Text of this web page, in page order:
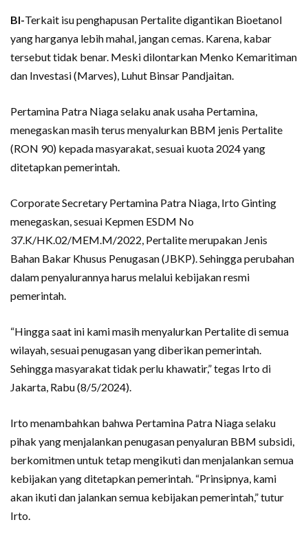
BI-Terkait isu penghapusan Pertalite digantikan Bioetanol
yang harganya lebih mahal, jangan cemas. Karena, kabar
tersebut tidak benar. Meski dilontarkan Menko Kemaritiman
dan Investasi (Marves), Luhut Binsar Pandjaitan.
Pertamina Patra Niaga selaku anak usaha Pertamina,
menegaskan masih terus menyalurkan BBM jenis Pertalite
(RON 90) kepada masyarakat, sesuai kuota 2024 yang
ditetapkan pemerintah.
Corporate Secretary Pertamina Patra Niaga, Irto Ginting
menegaskan, sesuai Kepmen ESDM No
37.K/HK.02/MEM.M/2022, Pertalite merupakan Jenis
Bahan Bakar Khusus Penugasan (JBKP). Sehingga perubahan
dalam penyalurannya harus melalui kebijakan resmi
pemerintah.
“Hingga saat ini kami masih menyalurkan Pertalite di semua
wilayah, sesuai penugasan yang diberikan pemerintah.
Sehingga masyarakat tidak perlu khawatir,” tegas Irto di
Jakarta, Rabu (8/5/2024).
Irto menambahkan bahwa Pertamina Patra Niaga selaku
pihak yang menjalankan penugasan penyaluran BBM subsidi,
berkomitmen untuk tetap mengikuti dan menjalankan semua
kebijakan yang ditetapkan pemerintah. “Prinsipnya, kami
akan ikuti dan jalankan semua kebijakan pemerintah,” tutur
Irto.